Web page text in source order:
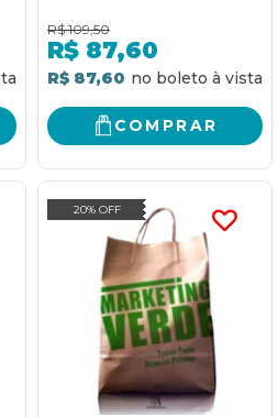
R$ 109,50
R$ 87,60
R$ 87,60
COMPRAR
20% OFF